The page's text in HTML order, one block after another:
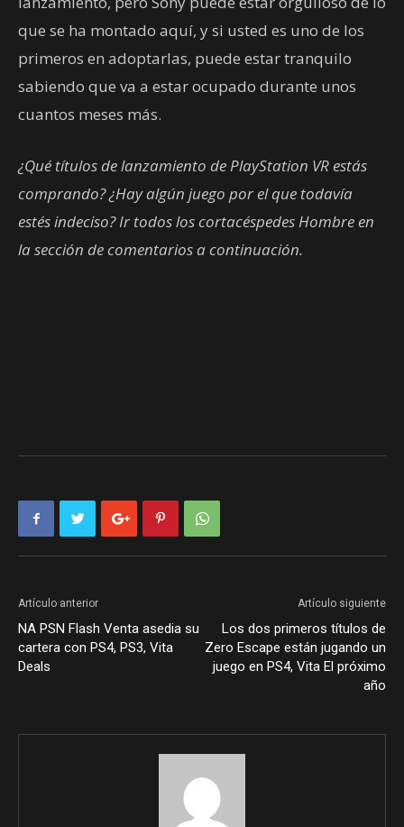
que se ha montado aquí, y si usted es uno de los
primeros en adoptarlas, puede estar tranquilo
sabiendo que va a estar ocupado durante unos
cuantos meses más.
¿Qué títulos de lanzamiento de PlayStation VR estás
comprando? ¿Hay algún juego por el que todavía
estés indeciso? Ir todos los cortacéspedes Hombre en
la sección de comentarios a continuación.
Artículo anterior
NA PSN Flash Venta asedia su
cartera con PS4, PS3, Vita
Deals
Artículo siguiente
Los dos primeros títulos de
Zero Escape están jugando un
juego en PS4, Vita El próximo
año